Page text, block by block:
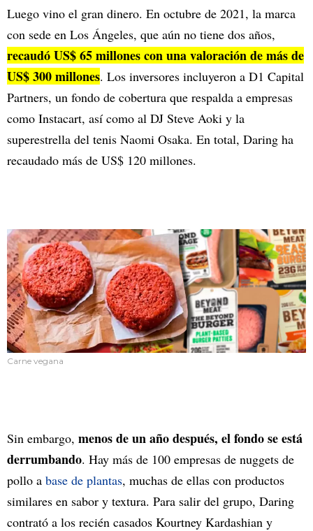
Luego vino el gran dinero. En octubre de 2021, la marca
con sede en Los Ángeles, que aún no tiene dos años,
recaudó US$ 65 millones con una valoración de más de
US$ 300 millones. Los inversores incluyeron a D1 Capital
Partners, un fondo de cobertura que respalda a empresas
como Instacart, así como al DJ Steve Aoki y la
superestrella del tenis Naomi Osaka. En total, Daring ha
recaudado más de US$ 120 millones.
Carne vegana
Sin embargo, menos de un año después, el fondo se está
derrumbando. Hay más de 100 empresas de nuggets de
pollo a base de plantas, muchas de ellas con productos
similares en sabor y textura. Para salir del grupo, Daring
contrató a los recién casados Kourtney Kardashian y